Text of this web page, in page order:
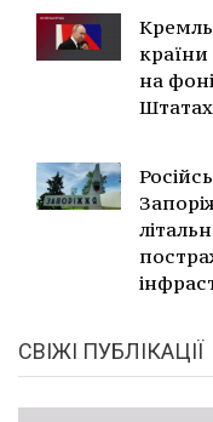
Кремль
країни
на
СВІЖІ ПУБЛІКАЦІЇ